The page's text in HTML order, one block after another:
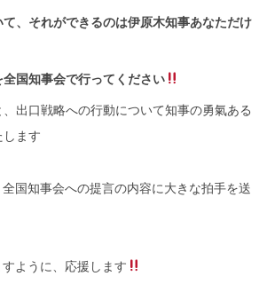
、それができるのは伊原木知事あなただけ
全国知事会で行ってください
、出口戦略への行動について知事の勇氣ある
します
国知事会への提言の内容に大きな拍手を送
ように、応援します